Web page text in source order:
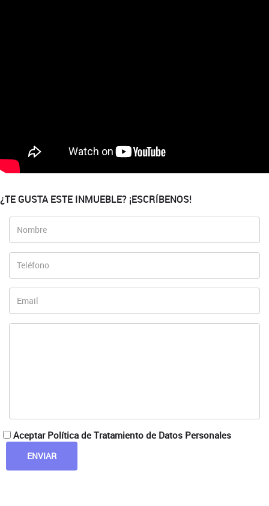
¿TE GUSTA ESTE INMUEBLE? ¡ESCRÍBENOS!
Aceptar Política de Tratamiento de Datos Personales